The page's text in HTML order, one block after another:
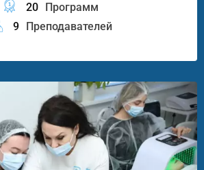
20
Программ
9
Преподавателей